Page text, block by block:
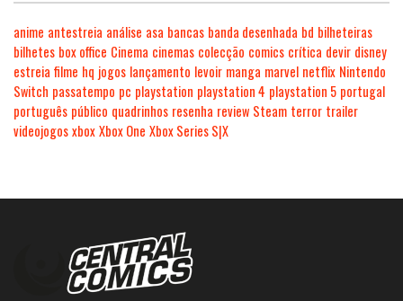
anime antestreia análise asa bancas banda desenhada bd bilheteiras
bilhetes box office Cinema cinemas colecção comics crítica devir disney
estreia filme hq jogos lançamento levoir manga marvel netflix Nintendo
Switch passatempo pc playstation playstation 4 playstation 5 portugal
português público quadrinhos resenha review Steam terror trailer
videojogosxboxXbox One Xbox Series S|X